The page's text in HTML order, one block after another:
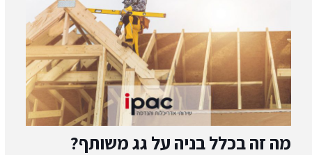
מה זה בכלל בניה על גג משותף?